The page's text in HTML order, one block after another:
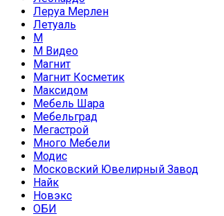
Леруа Мерлен
Летуаль
М
М Видео
Магнит
Магнит Косметик
Максидом
Мебель Шара
Мебельград
Мегастрой
Много Мебели
Модис
Московский Ювелирный Завод
Найк
Новэкс
ОБИ